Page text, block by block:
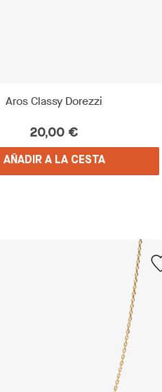
Aros Classy Dorezzi
20,00 €
AÑADIR A LA CESTA